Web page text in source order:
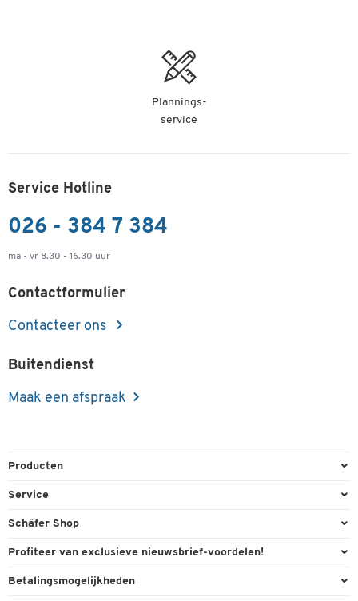
Plannings-
service
Service Hotline
026 - 384 7 384
ma - vr 8.30 - 16.30 uur
Contactformulier
Contacteer ons
Buitendienst
Maak een afspraak
Producten
Kantoorbenodigdheden
Milieutechniek
Service
Bestelling herroepen
Schäfer Shop
Algemene voorwaarden
Profiteer van exclusieve nieuwsbrief-voordelen!
Welkomstgeschenk
Betalingsmogelijkheden